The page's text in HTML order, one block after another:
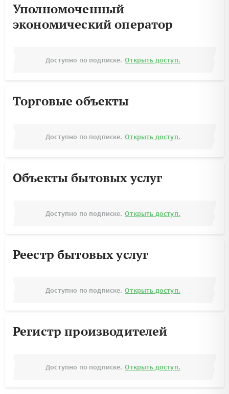
Уполномоченный
экономический оператор
Доступно по подписке. Открыть доступ.
Торговые объекты
Доступно по подписке. Открыть доступ.
Объекты бытовых услуг
Доступно по подписке. Открыть доступ.
Реестр бытовых услуг
Доступно по подписке. Открыть доступ.
Регистр производителей
Доступно по подписке. Открыть доступ.